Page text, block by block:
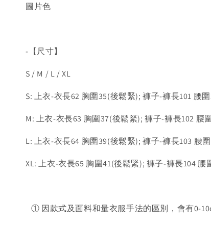
圖片色
-【尺寸】
S / M / L / XL
S: 上衣-衣長62 胸圍35(後鬆緊); 褲子-褲長101 腰
M: 上衣-衣長63 胸圍37(後鬆緊); 褲子-褲長102 腰
L: 上衣-衣長64 胸圍39(後鬆緊); 褲子-褲長103 腰
XL: 上衣-衣長65 胸圍41(後鬆緊); 褲子-褲長104 腰
① 因款式及面料和量衣服手法的區別，會有0-